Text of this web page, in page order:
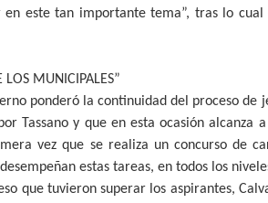
este tan importante tema”, tras lo cual
MUNICIPALES”
ponderó la continuidad del proceso de
Tassano y que en esta ocasión alcanza
vez que se realiza un concurso de
estas tareas, en todos los
que tuvieron superar los aspirantes,